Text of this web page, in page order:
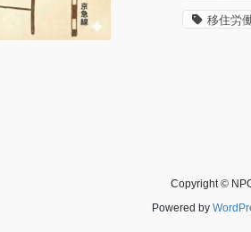
な
ど
移住労
Copyright ©
Powered by